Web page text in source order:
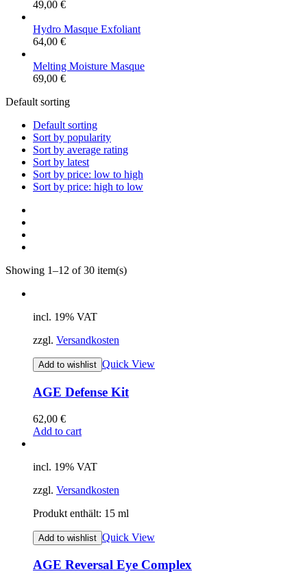
49,00 €
Hydro Masque Exfoliant
64,00 €
Melting Moisture Masque
69,00 €
Default sorting
Default sorting
Sort by popularity
Sort by average rating
Sort by latest
Sort by price: low to high
Sort by price: high to low
Showing 1–12 of 30 item(s)
incl. 19% VAT
zzgl. Versandkosten
Add to wishlist Quick View
AGE Defense Kit
62,00 €
Add to cart
incl. 19% VAT
zzgl. Versandkosten
Produkt enthält: 15 ml
Add to wishlist Quick View
AGE Reversal Eye Complex